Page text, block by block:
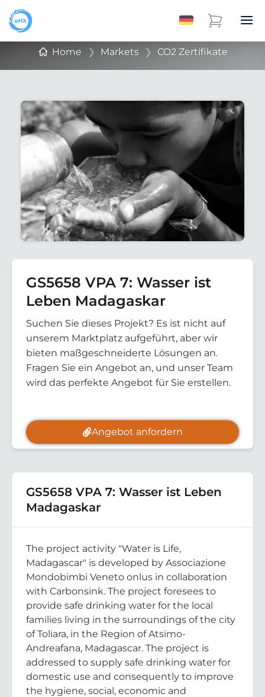
Home ❯ Markets ❯ CO2 Zertifikate
GS5658 VPA 7: Wasser ist
Leben Madagaskar
Suchen Sie dieses Projekt? Es ist nicht auf
unserem Marktplatz aufgeführt, aber wir
bieten maßgeschneiderte Lösungen an.
Fragen Sie ein Angebot an, und unser Team
wird das perfekte Angebot für Sie erstellen.
Angebot anfordern
GS5658 VPA 7: Wasser ist Leben
Madagaskar
The project activity "Water is Life,
Madagascar" is developed by Associazione
Mondobimbi Veneto onlus in collaboration
with Carbonsink. The project foresees to
provide safe drinking water for the local
families living in the surroundings of the city
of Toliara, in the Region of Atsimo-
Andreafana, Madagascar. The project is
addressed to supply safe drinking water for
domestic use and consequently to improve
the hygiene, social, economic and